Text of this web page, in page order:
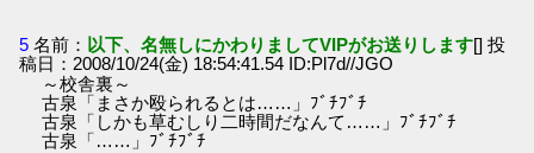
5 名前： 以下、名無しにかわりましてVIPがお送りします[] 投
稿日：2008/10/24(金) 18:54:41.54 ID:Pl7d//JGO
～校舎裏～
古泉「まさか殴られるとは……」ﾌﾞﾁﾌﾞﾁ
古泉「しかも草むしり二時間だなんて……」ﾌﾞﾁﾌﾞﾁ
古泉「……」ﾌﾞﾁﾌﾞﾁ